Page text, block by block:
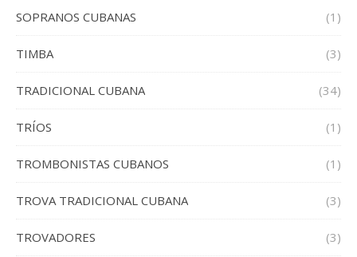
SOPRANOS CUBANAS (1)
TIMBA (3)
TRADICIONAL CUBANA (34)
TRÍOS (1)
TROMBONISTAS CUBANOS (1)
TROVA TRADICIONAL CUBANA (3)
TROVADORES (3)